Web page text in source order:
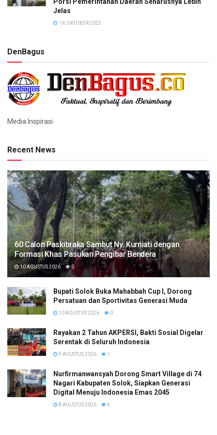
Jelas
16 OKTOBER 2025
DenBagus
Media Inspirasi
Recent News
60 Calon Paskibraka Sambut Ny. Kurniati dengan
Formasi Khas Pasukan Pengibar Bendera
10 AGUSTUS 2026 0
Bupati Solok Buka Mahabbah Cup I, Dorong
Persatuan dan Sportivitas Generasi Muda
10 AGUSTUS 2026 0
Rayakan 2 Tahun AKPERSI, Bakti Sosial Digelar
Serentak di Seluruh Indonesia
9 AGUSTUS 2026 1
Nurfirmanwansyah Dorong Smart Village di 74
Nagari Kabupaten Solok, Siapkan Generasi
Digital Menuju Indonesia Emas 2045
8 AGUSTUS 2026 4